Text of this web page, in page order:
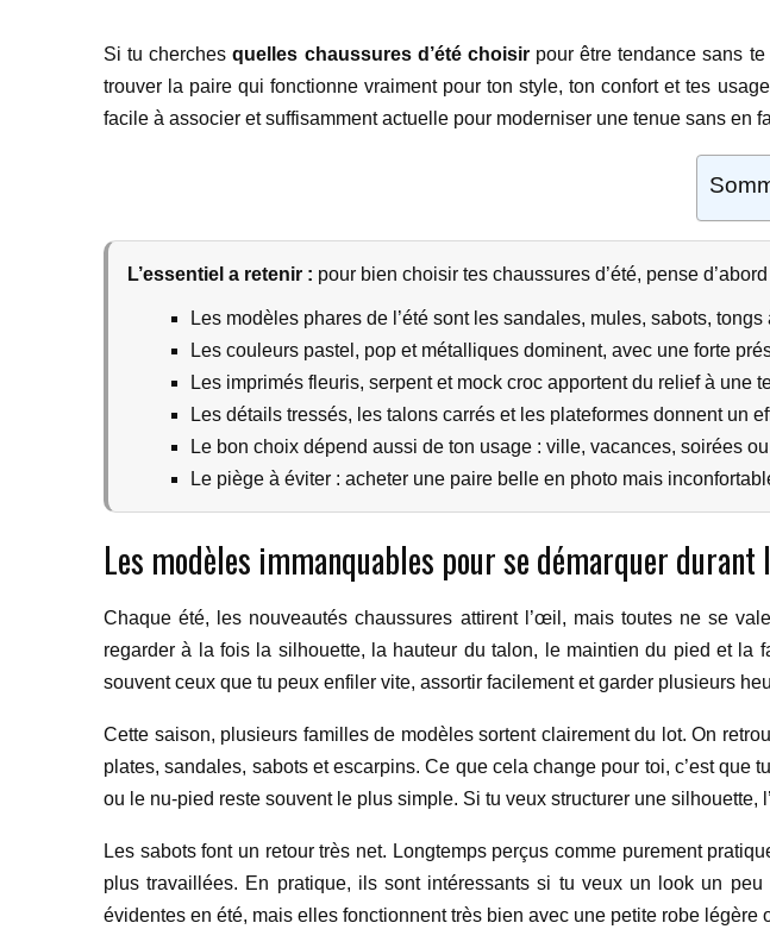
Si tu cherchesquelles chaussures d’été choisirpour être tendance sans te
trouver la paire qui fonctionne vraiment pour ton style, ton confort et tes
facile à associer et suffisamment actuelle pour moderniser une tenue sans en
L’essentiel a retenir : pour bien choisir tes chaussures d’été, pense
Les modèles phares de l’été sont les sandales, mules, sabots,
Les couleurs pastel, pop et métalliques dominent, avec une forte
Les imprimés fleuris, serpent et mock croc apportent du relief à une
Les détails tressés, les talons carrés et les plateformes donnent un
Le bon choix dépend aussi de ton usage : ville, vacances, soirées
Le piège à éviter : acheter une paire belle en photo mais
Les modèles immanquables pour se démarquer durant
Chaque été, les nouveautés chaussures attirent l’œil, mais toutes ne se
regarder à la fois la silhouette, la hauteur du talon, le maintien du pied et
souvent ceux que tu peux enfiler vite, assortir facilement et garder plusieurs
Cette saison, plusieurs familles de modèles sortent clairement du lot. On
plates, sandales, sabots et escarpins. Ce que cela change pour toi, c’est
ou le nu-pied reste souvent le plus simple. Si tu veux structurer une silhouette,
Les sabots font un retour très net. Longtemps perçus comme purement
plus travaillées. En pratique, ils sont intéressants si tu veux un look un
évidentes en été, mais elles fonctionnent très bien avec une petite robe